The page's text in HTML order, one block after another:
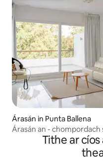
Árasán in Punta Ballena
Árasán an - chompordach
Tithe ar